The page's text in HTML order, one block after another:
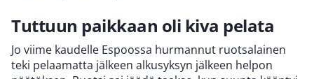
Tuttuun paikkaan oli kiva pelata
Jo viime kaudelle Espoossa hurmannut ruotsalainen
teki pelaamatta jälkeen alkusyksyn jälkeen helpon